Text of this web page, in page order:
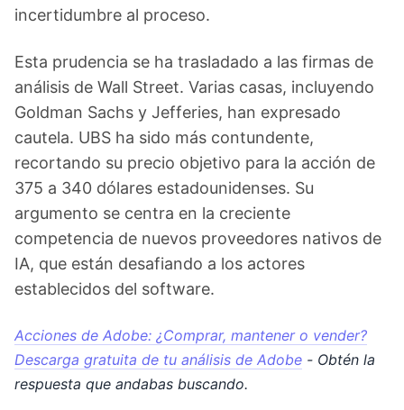
incertidumbre al proceso.
Esta prudencia se ha trasladado a las firmas de
análisis de Wall Street. Varias casas, incluyendo
Goldman Sachs y Jefferies, han expresado
cautela. UBS ha sido más contundente,
recortando su precio objetivo para la acción de
375 a 340 dólares estadounidenses. Su
argumento se centra en la creciente
competencia de nuevos proveedores nativos de
IA, que están desafiando a los actores
establecidos del software.
Acciones de Adobe: ¿Comprar, mantener o vender?
Descarga gratuita de tu análisis de Adobe - Obtén la
respuesta que andabas buscando.